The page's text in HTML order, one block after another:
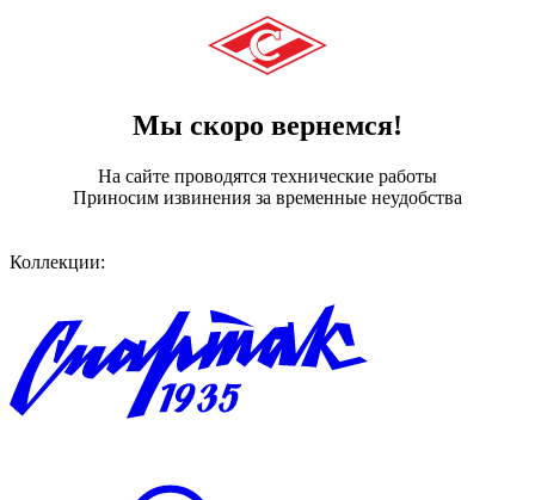
Мы скоро вернемся!
На сайте проводятся технические работы
Приносим извинения за временные неудобства
Коллекции: